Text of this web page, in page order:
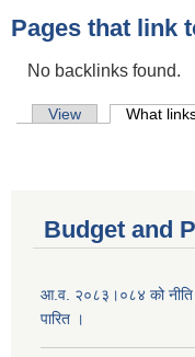
Pages that link to
No backlinks found.
Primary tabs
View What
Budget and
आ.व. २०८३।०८४ को नीति
पारित ।